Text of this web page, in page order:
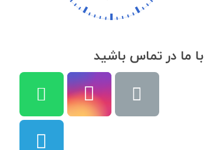
با ما در تماس باشید